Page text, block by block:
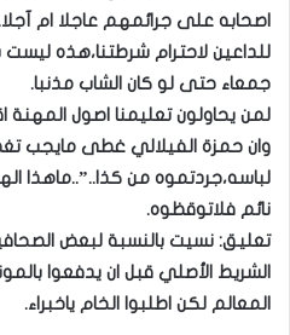
اصحابه على جرائمهم عاجلا ام آجلا.
للداعين لاحترام شرطتنا،هذه ليست
جمعاء حتى لو كان الشاب مذنبا.
لمن يحاولون تعليمنا اصول المهنة
وان حمزة الفيلالي غطى مايجب
لباسه،جردتموه من كذا..”..ماهذا
نائم فلاتوقظوه.
تعليق: نسيت بالنسبة لبعض
الشريط الأصلي قبل ان يدفعوا
المعالم لكن اطلبوا الخام ياخبراء.